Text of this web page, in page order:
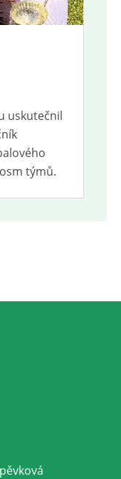
uskutečnil
týmů.